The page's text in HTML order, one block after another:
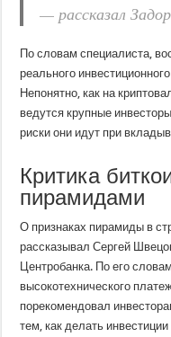
— рассказал
По словам специалиста,
реального
Непонятно, как на
ведутся крупные
риски они идут при
Критика
пирамидами
О признаках пирамиды в
рассказывал Сергей
Центробанка. По его
высокотехнического
порекомендовал
тем, как делать